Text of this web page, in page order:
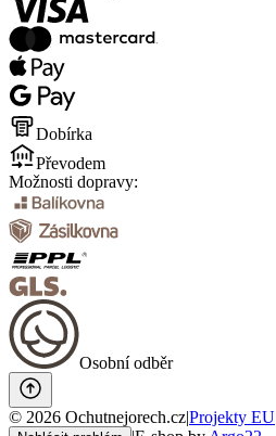
Dobírka
Převodem
Možnosti dopravy:
Osobní odběr
© 2026 Ochutnejorech.cz|Projekty EU